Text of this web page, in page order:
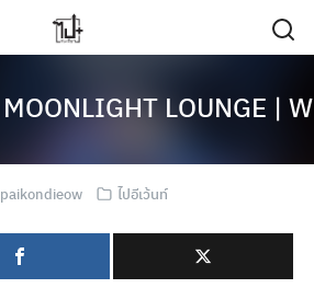
MOONLIGHT LOUNGE |
paikondieow ไปอีเว้นท์